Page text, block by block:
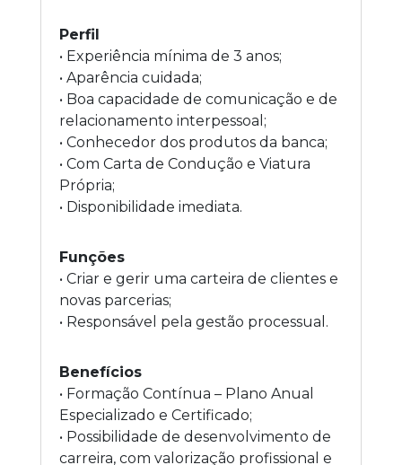
Perfil
• Experiência mínima de 3 anos;
• Aparência cuidada;
• Boa capacidade de comunicação e de
relacionamento interpessoal;
• Conhecedor dos produtos da banca;
• Com Carta de Condução e Viatura
Própria;
• Disponibilidade imediata.
Funções
• Criar e gerir uma carteira de clientes e
novas parcerias;
• Responsável pela gestão processual.
Benefícios
• Formação Contínua – Plano Anual
Especializado e Certificado;
• Possibilidade de desenvolvimento de
carreira, com valorização profissional e